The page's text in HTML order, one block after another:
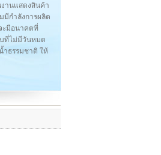
านแสดงสินค้า
มีกำลังการผลิต
ะมีอนาคตที่
ที่ไม่มีวันหมด
ำธรรมชาติ ให้